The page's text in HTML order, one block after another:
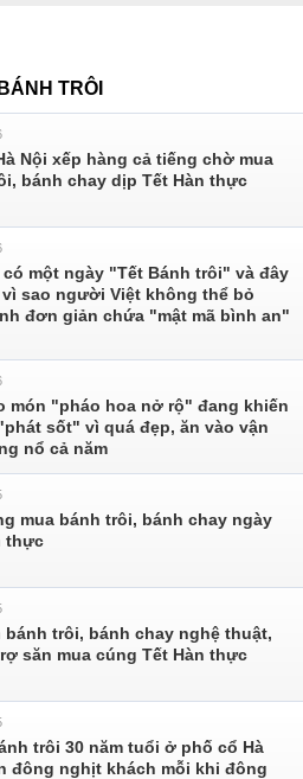
BÁNH TRÔI
Nội xếp hàng cả tiếng chờ mua
bánh chay dịp Tết Hàn thực
có một ngày "Tết Bánh trôi" và đây
sao người Việt không thể bỏ
đơn giản chứa "mật mã bình an"
món "pháo hoa nở rộ" đang khiến
sốt" vì quá đẹp, ăn vào vận
nổ cả năm
mua bánh trôi, bánh chay ngày
thực
bánh trôi, bánh chay nghệ thuật,
săn mua cúng Tết Hàn thực
trôi 30 năm tuổi ở phố cổ Hà
đông nghịt khách mỗi khi đông